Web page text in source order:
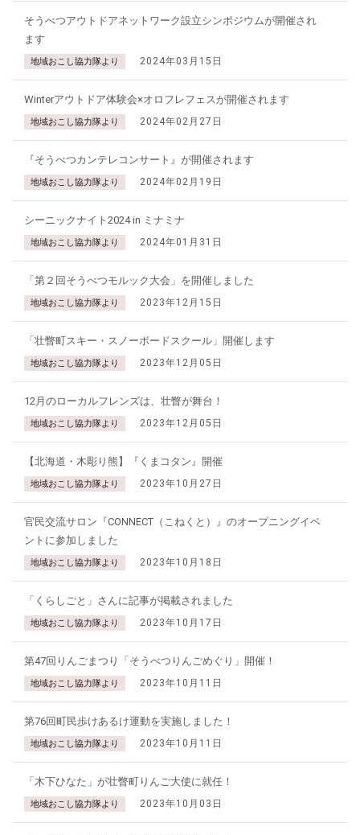
そうべつアウトドアネットワーク設立シンポジウムが開催され
ます
地域おこし協力隊より 2024年03月15日
Winterアウトドア体験会×オロフレフェスが開催されます
地域おこし協力隊より 2024年02月27日
『そうべつカンテレコンサート』が開催されます
地域おこし協力隊より 2024年02月19日
シーニックナイト2024 in ミナミナ
地域おこし協力隊より 2024年01月31日
「第２回そうべつモルック大会」を開催しました
地域おこし協力隊より 2023年12月15日
「壮瞥町スキー・スノーボードスクール」開催します
地域おこし協力隊より 2023年12月05日
12月のローカルフレンズは、壮瞥が舞台！
地域おこし協力隊より 2023年12月05日
【北海道・木彫り熊】『くまコタン』開催
地域おこし協力隊より 2023年10月27日
官民交流サロン『CONNECT（こねくと）』のオープニングイベ
ントに参加しました
地域おこし協力隊より 2023年10月18日
「くらしごと」さんに記事が掲載されました
地域おこし協力隊より 2023年10月17日
第47回りんごまつり「そうべつりんごめぐり」開催！
地域おこし協力隊より 2023年10月11日
第76回町民歩けあるけ運動を実施しました！
地域おこし協力隊より 2023年10月11日
「木下ひなた」が壮瞥町りんご大使に就任！
地域おこし協力隊より 2023年10月03日